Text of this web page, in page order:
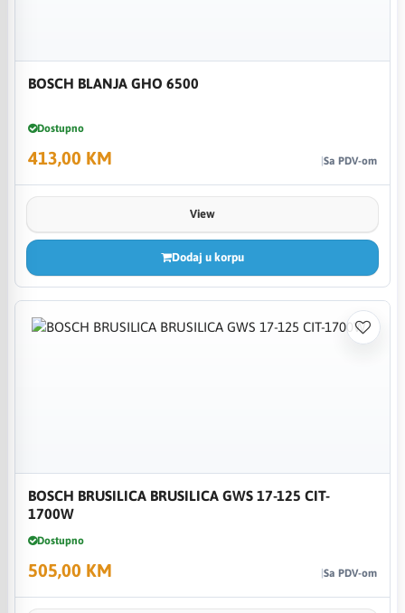
BOSCH BLANJA GHO 6500
Dostupno
413,00 KM Sa PDV-om
View
Dodaj u korpu
BOSCH BRUSILICA BRUSILICA GWS 17-125 CIT-
1700W
Dostupno
505,00 KM Sa PDV-om